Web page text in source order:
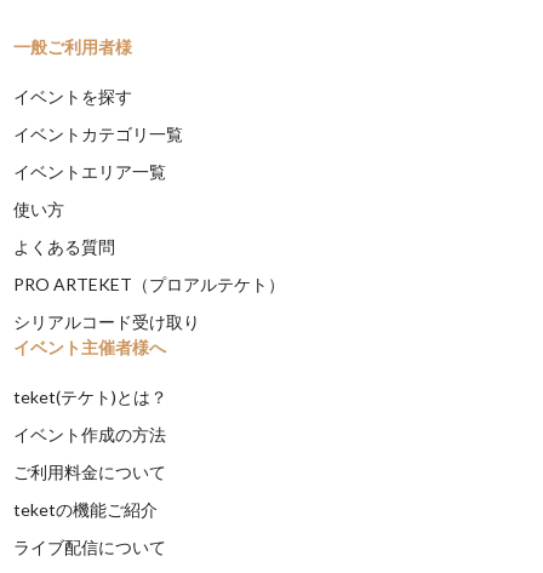
一般ご利用者様
イベントを探す
イベントカテゴリ一覧
イベントエリア一覧
使い方
よくある質問
PRO ARTEKET（プロアルテケト）
シリアルコード受け取り
イベント主催者様へ
teket(テケト)とは？
イベント作成の方法
ご利用料金について
teketの機能ご紹介
ライブ配信について